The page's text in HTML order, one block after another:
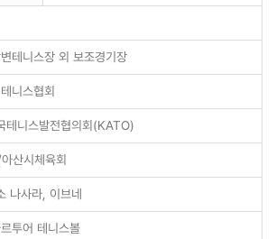
테니스장 외 보조경기장
니스협회
테니스발전협의회(KATO)
산시체육회
나사라, 이브네
투어 테니스볼